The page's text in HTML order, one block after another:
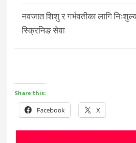
नवजात शिशु र गर्भवतीका लागि
स्क्रिनिङ सेवा
Share this:
Facebook X